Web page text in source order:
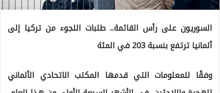
السوريون على رأس القائمة.. طلبات اللجوء من تركيا إلى
ألمانيا ترتفع بنسبة 203 في المئة
وفقًا للمعلومات التي قدمها المكتب الاتحادي الألماني